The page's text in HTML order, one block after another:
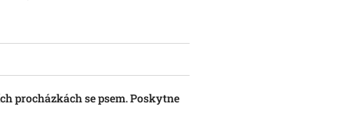
procházkách se psem. Poskytne